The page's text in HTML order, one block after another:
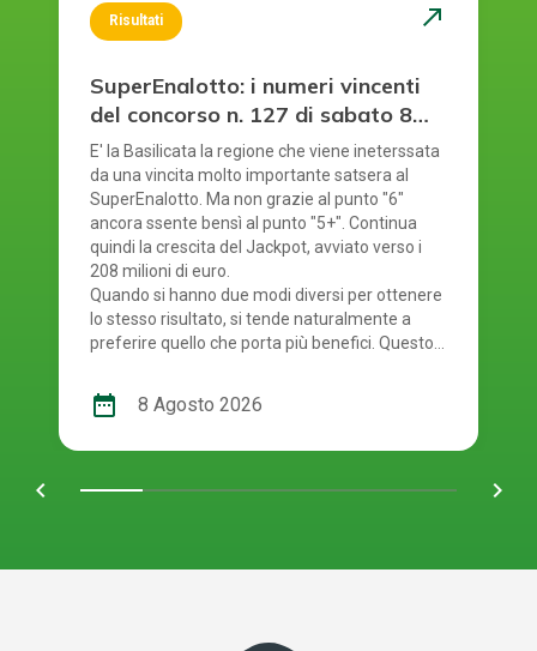
Risultati north_east
SuperEnalotto: i numeri vincenti
del concorso n. 127 di sabato 8
agosto 2026
E' la Basilicata la regione che viene ineterssata
da una vincita molto importante satsera al
SuperEnalotto. Ma non grazie al punto "6"
ancora ssente bensì al punto "5+". Continua
quindi la crescita del Jackpot, avviato verso i
208 milioni di euro.
Quando si hanno due modi diversi per ottenere
lo stesso risultato, si tende naturalmente a
preferire quello che porta più benefici. Questo
gioca al SuperEnalotto. Infatti, per giocare al
SuperEnalotto si può scegliere tra due opzioni:
comoda e presenta diversi vantaggi per chi
date_range 8 Agosto 2026
chevron_left navigate_next